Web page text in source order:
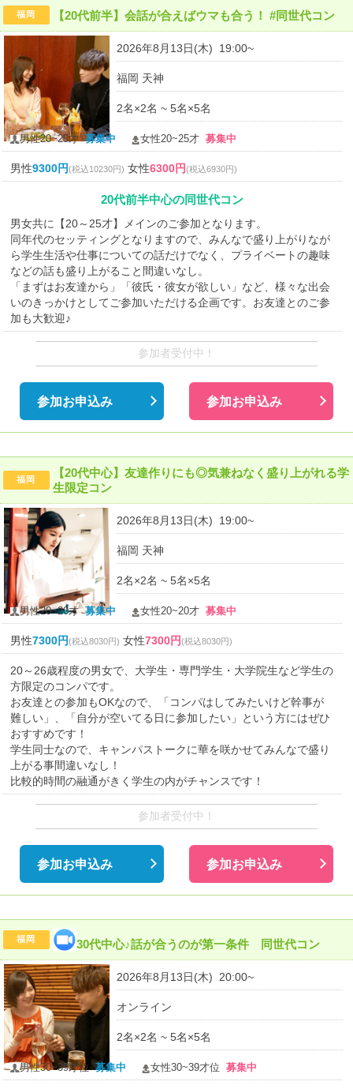
福岡 【20代前半】会話が合えばウマも合う！ #同世代コン
2026年8月13日(木) 19:00~
福岡 天神
2名×2名 ~ 5名×5名
男性20~25才募集中 女性20~25才募集中
男性9300円(税込10230円) 女性6300円(税込6930円)
20代前半中心の同世代コン
男女共に【20～25才】メインのご参加となります。
同年代のセッティングとなりますので、みんなで盛り上がりなが
ら学生生活や仕事についての話だけでなく、プライベートの趣味
などの話も盛り上がること間違いなし。
「まずはお友達から」「彼氏・彼女が欲しい」など、様々な出会
いのきっかけとしてご参加いただける企画です。お友達とのご参
加も大歓迎♪
参加者受付中！
参加お申込み 参加お申込み
福岡
【20代中心】友達作りにも◎気兼ねなく盛り上がれる学
生限定コン
2026年8月13日(木) 19:00~
福岡 天神
2名×2名 ~ 5名×5名
男性20~20才募集中 女性20~20才募集中
男性7300円(税込8030円) 女性7300円(税込8030円)
20～26歳程度の男女で、大学生・専門学生・大学院生など学生の
方限定のコンパです。
お友達との参加もOKなので、「コンパはしてみたいけど幹事が
難しい」、「自分が空いてる日に参加したい」という方にはぜひ
おすすめです！
学生同士なので、キャンパストークに華を咲かせてみんなで盛り
上がる事間違いなし！
比較的時間の融通がきく学生の内がチャンスです！
参加者受付中！
参加お申込み 参加お申込み
福岡 30代中心♪話が合うのが第一条件 同世代コン
2026年8月13日(木) 20:00~
オンライン
2名×2名 ~ 5名×5名
男性30~39才位募集中 女性30~39才位 募集中